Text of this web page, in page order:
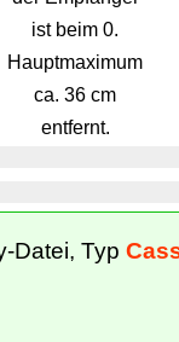
ist beim 0.
Hauptmaximum
ca. 36 cm
entfernt.
Datei, Typ